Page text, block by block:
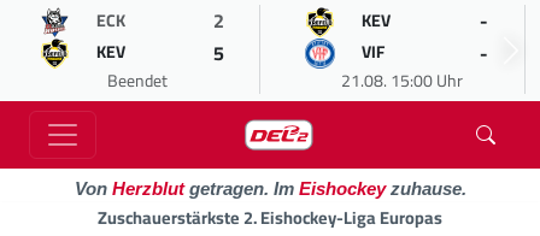
ECK 2
KEV 5
Beendet
KEV -
VIF -
21.08. 15:00 Uhr
Von Herzblutgetragen. Im Eishockeyzuhause.
Zuschauerstärkste 2. Eishockey-Liga Europas